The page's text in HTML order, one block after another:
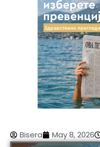
Bisera May 8, 2026